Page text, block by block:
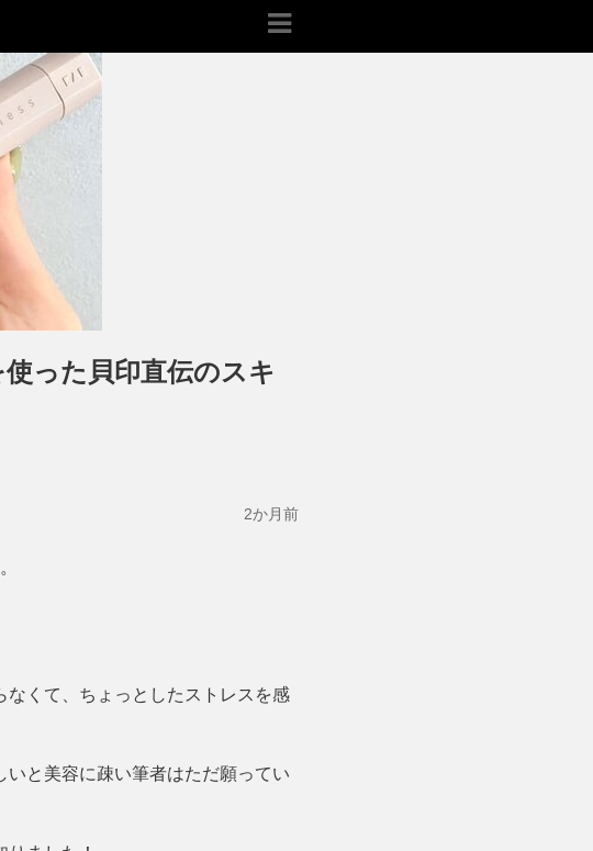
った貝印直伝のスキ
2か月前
くて、ちょっとしたストレスを感
と美容に疎い筆者はただ願ってい